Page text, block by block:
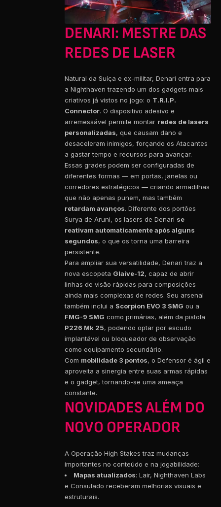
DENARI: MESTRE DAS
REDES DE LASER
Natural da Suíça e ex-militar, Denari entra para
a Nighthaven trazendo um dos gadgets mais
criativos já vistos no jogo: o T.R.I.P.
Connector. O dispositivo adesivo e
arremessável permite montar redes de lasers
personalizadas, que causam dano e
desaceleram inimigos, forçando os Atacantes
a gastar tempo e recursos para avançar.
Essas grades podem ser configuradas de
diferentes formas — em portas, janelas ou
corredores estratégicos — criando armadilhas
que não apenas punem, mas também
retardam avanços. Diferente dos portões
Surya de Aruni, os lasers de Denari se
reativam automaticamente após alguns
segundos, o que os torna uma barreira
persistente.
Para ampliar sua versatilidade, Denari traz a
nova escopeta Glaive-12, capaz de abrir
linhas de visão rápidas para composições
ainda mais complexas de redes. Seu arsenal
também inclui a Scorpion EVO 3 SMG ou a
FMG-9 SMG como primárias, além da pistola
P226 Mk 25, podendo optar por escudo
implantável ou bloqueador de observação
como equipamento secundário.
Com mobilidade 3 pontos, o Defensor é ágil e
aproveita a sinergia entre suas armas rápidas
e o gadget, tornando-se uma ameaça
constante.
NOVIDADES ALÉM DO
NOVO OPERADOR
A Operação High Stakes traz mudanças
importantes no conteúdo e na jogabilidade:
Mapas atualizados: Lair, Nighthaven Labs
e Consulado receberam melhorias visuais e
estruturais.